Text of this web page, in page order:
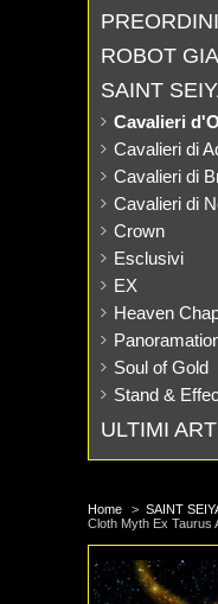
PREORDINI
ROBOT
SAINT
Cavalieri
Cavalieri di
Cavalieri di
Cavalieri di
Crown
Esclusivi
EX
Heaven
Soul of Gold
Stand &
ULTIMI
Home > SAINT
Cloth Myth Ex Taurus